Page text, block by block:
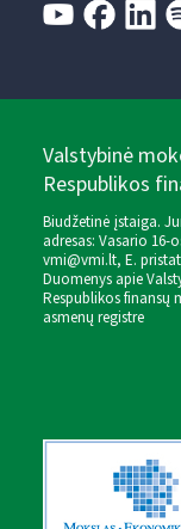
Valstybinė
Respublikos
Biudžetinė įstaiga.
adresas: Vasario 16-
vmi@vmi.lt, E.
Duomenys apie
Respublikos finansų
asmenų registre